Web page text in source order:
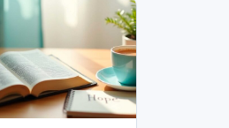
LER MAIS